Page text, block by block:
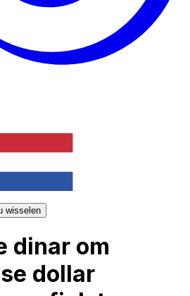
wisselen
dinar om
dollar